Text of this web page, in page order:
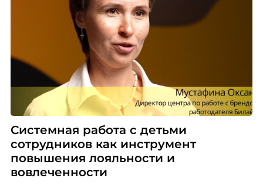
Системная работа с детьми
сотрудников как инструмент
повышения лояльности и
вовлеченности